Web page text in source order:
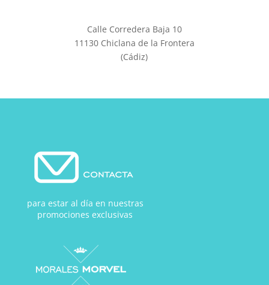
Calle Corredera Baja 10
11130 Chiclana de la Frontera
(Cádiz)
para estar al día en nuestras
promociones exclusivas